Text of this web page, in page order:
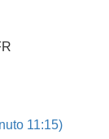
11:15)